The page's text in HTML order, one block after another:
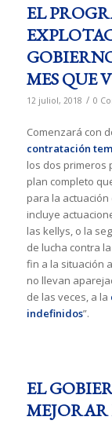
EL
MES QUE
12 juliol, 2018 / 0
Comenzará con
contratación
los dos primeros
plan completo
para la actuación
incluye
las kellys, o la
de lucha contra la
fin a la situación
no llevan
de las veces, a la
indefinidos”.
EL
MEJORAR